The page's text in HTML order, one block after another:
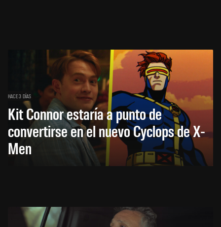
HACE 3 DÍAS
Kit Connor estaría a punto de
convertirse en el nuevo Cyclops de X-
Men